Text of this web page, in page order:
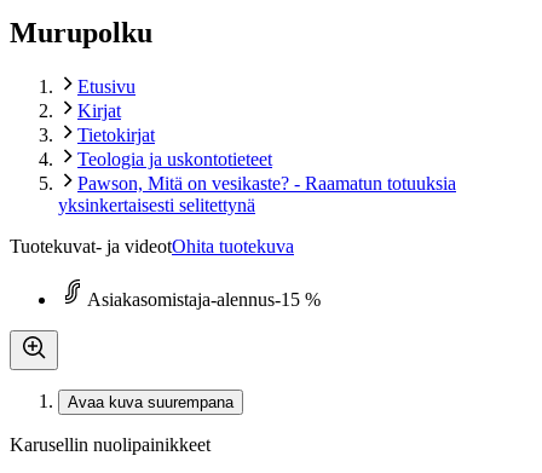
Murupolku
Etusivu
Kirjat
Tietokirjat
Teologia ja uskontotieteet
Pawson, Mitä on vesikaste? - Raamatun totuuksia
yksinkertaisesti selitettynä
Tuotekuvat- ja videotOhita tuotekuva
Asiakasomistaja-alennus-15 %
Avaa kuva suurempana
Karusellin nuolipainikkeet